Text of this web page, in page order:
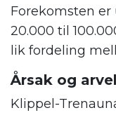
Forekomsten er
20.000 til
lik fordeling
Årsak og
Klippel-